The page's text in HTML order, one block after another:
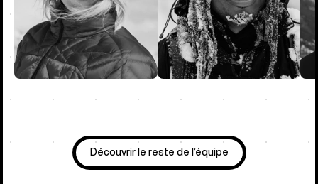
Découvrir le reste de l’équipe